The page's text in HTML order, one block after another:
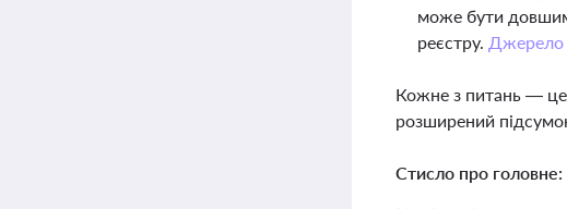
може бути
реєстру. Джерело
Кожне з питань — це
розширений
Стисло про головне: